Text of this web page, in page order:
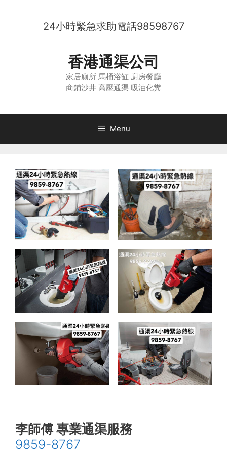
24小時緊急求助電話98598767
香港通渠公司
家居廁所 馬桶浴缸 廚房餐廳
商鋪沙井 高壓通渠 吸油化糞
Menu
李師傅 專業通渠服務
9859-8767